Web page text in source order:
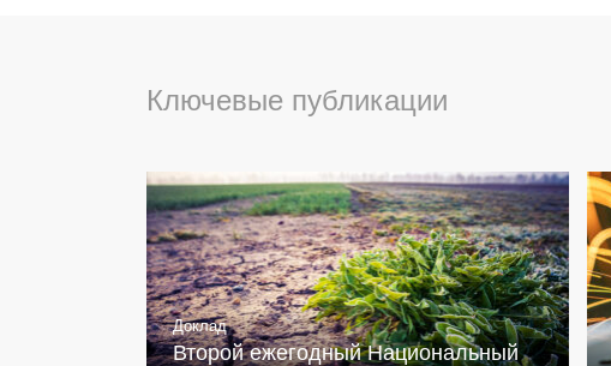
Ключевые публикации
Доклад
Второй ежегодный Национальный